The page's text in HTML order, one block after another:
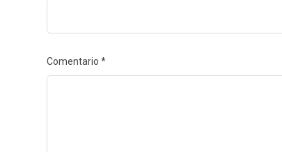
Comentario *